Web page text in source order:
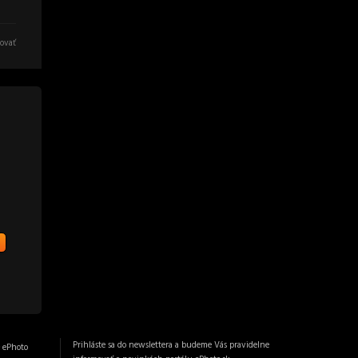
Prihláste sa do newslettera a budeme Vás pravidelne